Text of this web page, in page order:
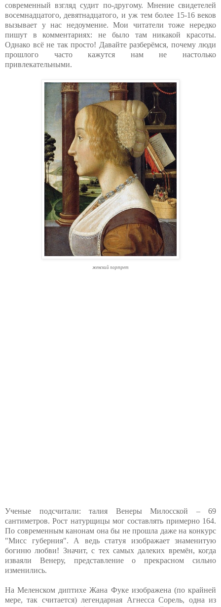
современный взгляд судит по-другому. Мнение свидетелей
восемнадцатого, девятнадцатого, и уж тем более 15-16 веков
вызывает у нас недоумение. Мои читатели тоже нередко
пишут в комментариях: не было там никакой красоты.
Однако всё не так просто! Давайте разберёмся, почему люди
прошлого часто кажутся нам не настолько
привлекательными.
женский портрет
Ученые подсчитали: талия Венеры Милосской – 69
сантиметров. Рост натурщицы мог составлять примерно 164.
По современным канонам она бы не прошла даже на конкурс
"Мисс губерния". А ведь статуя изображает знаменитую
богиню любви! Значит, с тех самых далеких времён, когда
изваяли Венеру, представление о прекрасном сильно
изменились.
На Меленском диптихе Жана Фуке изображена (по крайней
мере, так считается) легендарная Агнесса Сорель, одна из